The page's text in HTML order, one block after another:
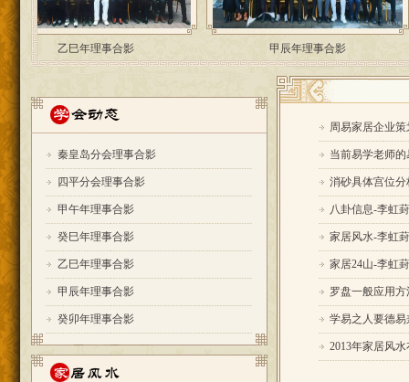
秦皇岛分会理事合影
四平分会理事合影
甲午年理事合影
癸巳年理事合影
乙巳年理事合影
甲辰年理事合影
癸卯年理事合影
周易家居企业
当前易学老师
消砂具体宫位
八卦信息-李虹葑
家居风水-李虹
家居24山-李虹
罗盘一般应用
学易之人要德易
2013年家居风